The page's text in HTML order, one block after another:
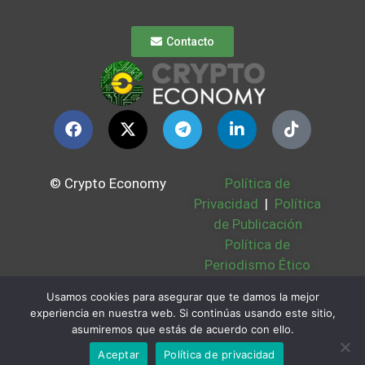
Contacto
© Crypto Economy
Política de
Privacidad | Política
de Publicación
Política de
Periodismo Ético
Bases Legales |
Partners | Sobre
Nosotros
Usamos cookies para asegurar que te damos la mejor
experiencia en nuestra web. Si continúas usando este sitio,
asumiremos que estás de acuerdo con ello.
Aceptar
Política de privacidad